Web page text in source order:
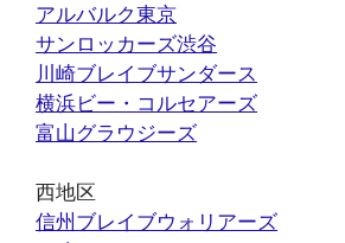
アルバルク東京
サンロッカーズ渋谷
川崎ブレイブサンダース
横浜ビー・コルセアーズ
富山グラウジーズ
西地区
信州ブレイブウォリアーズ